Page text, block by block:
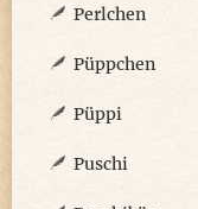
Perlchen
Püppchen
Püppi
Puschi